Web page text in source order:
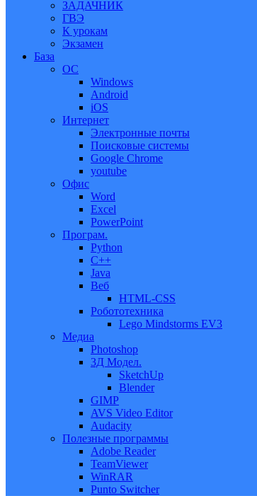
ЗАДАЧНИК
ГВЭ
К урокам
Экзамен
База
ОС
Windows
Android
iOS
Интернет
Электронные почты
Поисковые системы
Google Chrome
youtube
Офис
Word
Excel
PowerPoint
Програм.
Python
C++
Java
Веб
HTML-CSS
Робототехника
Lego Mindstorms EV3
Медиа
Photoshop
3Д Модел.
SketchUp
Blender
GIMP
AVS Video Editor
Audacity
Полезные программы
Adobe Reader
TeamViewer
WinRAR
Punto Switcher